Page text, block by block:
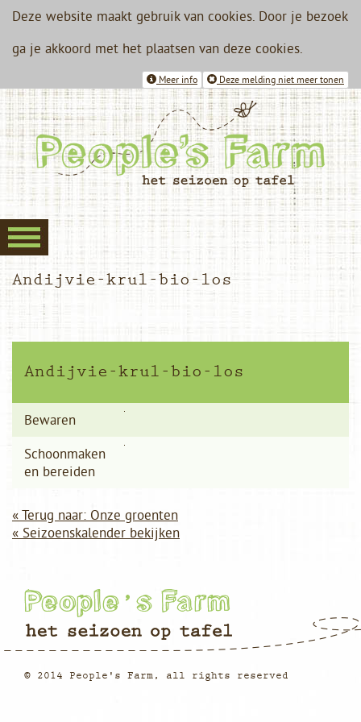
Deze website maakt gebruik van cookies. Door je bezoek
ga je akkoord met het plaatsen van deze cookies.
Deze melding niet meer tonen
Meer info
Andijvie-krul-bio-los
Andijvie-krul-bio-los
Bewaren
Schoonmaken
en bereiden
« Terug naar: Onze groenten
« Seizoenskalender bekijken
© 2014 People's Farm, all rights reserved